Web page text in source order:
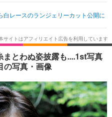
その他
映画・ドラマ
韓国・芸能
スポーツ
その他
グルメ
ショッピング
レースのランジェリーカット公開に
とわぬ姿披露も....1st写真
の写真・画像